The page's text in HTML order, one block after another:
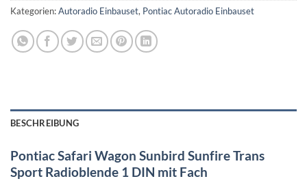
Kategorien:Autoradio Einbauset, Pontiac Autoradio Einbauset
BESCHREIBUNG
Pontiac Safari Wagon Sunbird Sunfire Trans
Sport Radioblende 1 DIN mit Fach